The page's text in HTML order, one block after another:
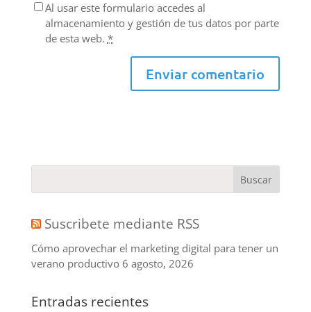
Al usar este formulario accedes al
almacenamiento y gestión de tus datos por parte
de esta web. *
Suscribete mediante RSS
Cómo aprovechar el marketing digital para tener un
verano productivo 6 agosto, 2026
Entradas recientes